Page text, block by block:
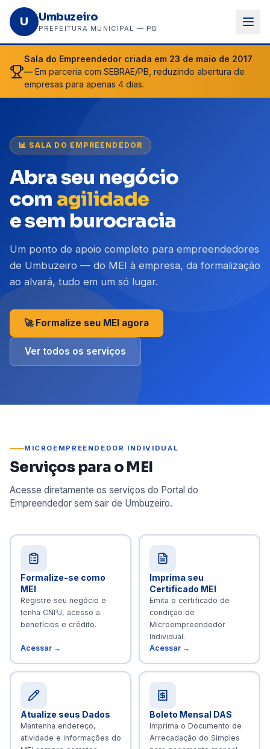
U Umbuzeiro
PREFEITURA MUNICIPAL — PB
Sala do Empreendedor criada em 23 de maio de 2017
— Em parceria com SEBRAE/PB, reduzindo abertura de
empresas para apenas 4 dias.
📊 SALA DO EMPREENDEDOR
Abra seu negócio
com agilidade
e sem burocracia
Um ponto de apoio completo para empreendedores
de Umbuzeiro — do MEI à empresa, da formalização
ao alvará, tudo em um só lugar.
🚀 Formalize seu MEI agora
Ver todos os serviços
MICROEMPREENDEDOR INDIVIDUAL
Serviços para o MEI
Acesse diretamente os serviços do Portal do
Empreendedor sem sair de Umbuzeiro.
Formalize-se como
MEI
Registre seu negócio e
tenha CNPJ, acesso a
benefícios e crédito.
Acessar →
Imprima seu
Certificado MEI
Emita o certificado de
condição de
Microempreendedor
Individual.
Acessar →
Atualize seus Dados
Mantenha endereço,
atividade e informações do
Boleto Mensal DAS
Imprima o Documento de
Arrecadação do Simples